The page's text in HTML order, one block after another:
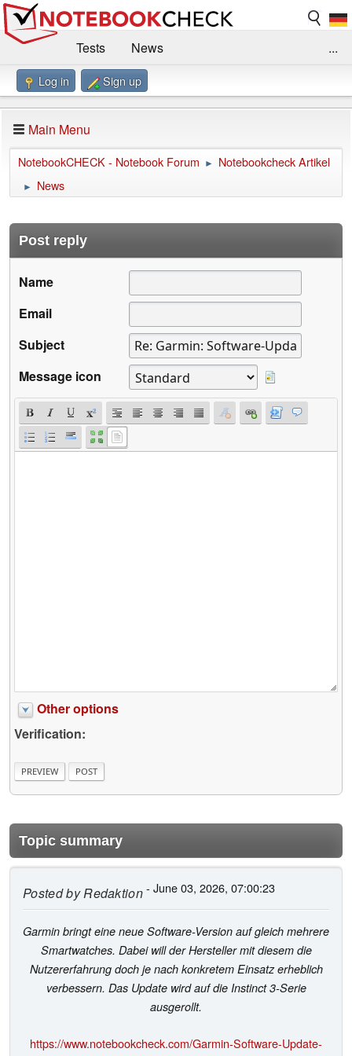
Tests
News
Benchmarks / Technik
Forum
Impressum
...
Log in Sign up
Main Menu
NotebookCHECK - Notebook Forum ► Notebookcheck Artikel
► News
Post reply
Name
Email
Subject
Message icon
Other options
Verification:
Topic summary
Posted byRedaktion- June 03, 2026, 07:00:23
Garmin bringt eine neue Software-Version auf gleich mehrere
Smartwatches. Dabei will der Hersteller mit diesem die
Nutzererfahrung doch je nach konkretem Einsatz erheblich
verbessern. Das Update wird auf die Instinct 3-Serie
ausgerollt.
https://www.notebookcheck.com/Garmin-Software-Update-